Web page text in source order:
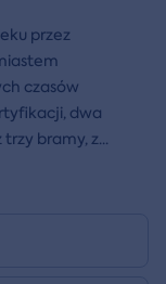
przez
czasów
dwa
bramy, z...